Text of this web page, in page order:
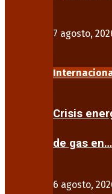
7 agosto,
Crisis
de gas en…
6 agosto,